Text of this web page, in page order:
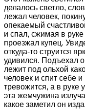
делалось светло,
лежал человек,
опекаемый
и спал, сжимая в
проезжал купец.
откуда-то струится
удивился. Подъехал
лежит под ольхой
человек и спит себе
тревожится, а в руке
эта жемчужина
какое заметил он